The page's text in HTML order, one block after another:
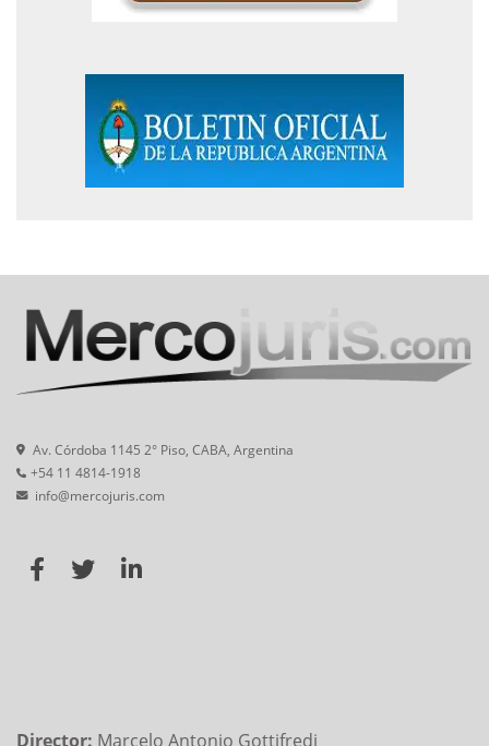
Av. Córdoba 1145 2° Piso, CABA, Argentina
+54 11 4814-1918
info@mercojuris.com
Director: Marcelo Antonio Gottifredi